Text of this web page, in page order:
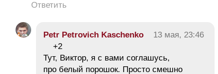
Ответить
Petr Petrovich Kaschenko
13 мая, 23:46
+2
Тут, Виктор, я с вами соглашусь,
про белый порошок. Просто смешно